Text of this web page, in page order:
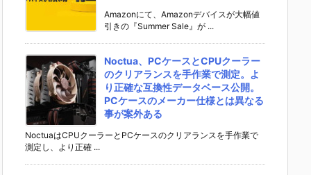
Amazonにて、Amazonデバイスが大幅値
引きの『Summer Sale』が ...
Noctua、PCケースとCPUクーラー
のクリアランスを手作業で測定。よ
り正確な互換性データベース公開。
PCケースのメーカー仕様とは異なる
事が案外ある
NoctuaはCPUクーラーとPCケースのクリアランスを手作業で
測定し、より正確 ...